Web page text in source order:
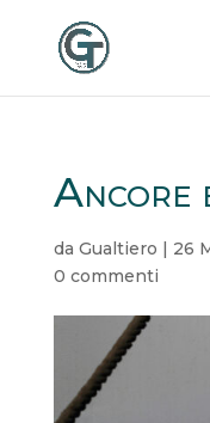
Ancore
da Gualtiero | 26
0 commenti